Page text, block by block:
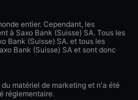
entier. Cependant, les
à Saxo Bank (Suisse) SA. Tous les
Bank (Suisse) SA. et tous les
Bank (Suisse) SA et sont donc
matériel de marketing et n'a été
réglementaire.